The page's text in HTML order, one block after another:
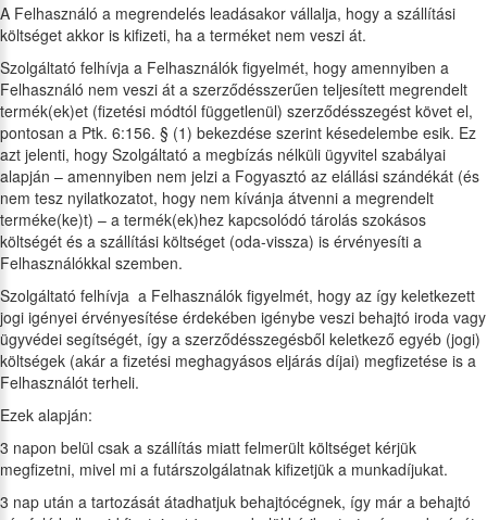
A Felhasználó a megrendelés leadásakor vállalja, hogy a szállítási
költséget akkor is kifizeti, ha a terméket nem veszi át.
Szolgáltató felhívja a Felhasználók figyelmét, hogy amennyiben a
Felhasználó nem veszi át a szerződésszerűen teljesített megrendelt
termék(ek)et (fizetési módtól függetlenül) szerződésszegést követ el,
pontosan a Ptk. 6:156. § (1) bekezdése szerint késedelembe esik. Ez
azt jelenti, hogy Szolgáltató a megbízás nélküli ügyvitel szabályai
alapján – amennyiben nem jelzi a Fogyasztó az elállási szándékát (és
nem tesz nyilatkozatot, hogy nem kívánja átvenni a megrendelt
terméke(ke)t) – a termék(ek)hez kapcsolódó tárolás szokásos
költségét és a szállítási költséget (oda-vissza) is érvényesíti a
Felhasználókkal szemben.
Szolgáltató felhívja a Felhasználók figyelmét, hogy az így keletkezett
jogi igényei érvényesítése érdekében igénybe veszi behajtó iroda vagy
ügyvédei segítségét, így a szerződésszegésből keletkező egyéb (jogi)
költségek (akár a fizetési meghagyásos eljárás díjai) megfizetése is a
Felhasználót terheli.
Ezek alapján:
3 napon belül csak a szállítás miatt felmerült költséget kérjük
megfizetni, mivel mi a futárszolgálatnak kifizetjük a munkadíjukat.
3 nap után a tartozását átadhatjuk behajtócégnek, így már a behajtó